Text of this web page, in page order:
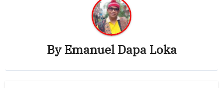
ByEmanuel Dapa Loka